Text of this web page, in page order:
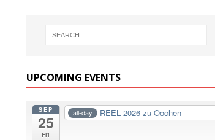
UPCOMING EVENTS
SEP
25
Fri
all-day REEL 2026 zu Oochen